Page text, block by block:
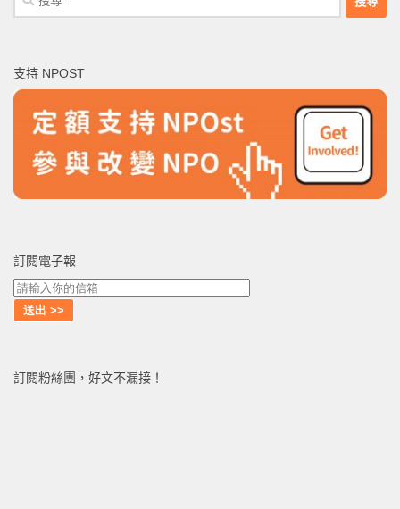
尋
字:
支持 NPOST
訂閱電子報
訂閱粉絲團，好文不漏接！